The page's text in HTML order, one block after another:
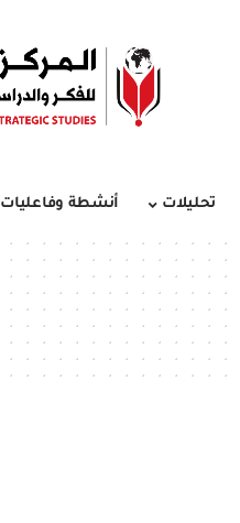
تحليلات أنشطة وفاعليات